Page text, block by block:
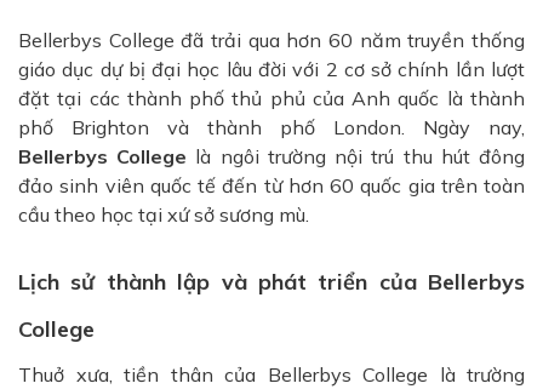
Bellerbys College đã trải qua hơn 60 năm truyền thống
giáo dục dự bị đại học lâu đời với 2 cơ sở chính lần lượt
đặt tại các thành phố thủ phủ của Anh quốc là thành
phố Brighton và thành phố London. Ngày nay,
Bellerbys College là ngôi trường nội trú thu hút đông
đảo sinh viên quốc tế đến từ hơn 60 quốc gia trên toàn
cầu theo học tại xứ sở sương mù.
Lịch sử thành lập và phát triển của Bellerbys
College
Thuở xưa, tiền thân của Bellerbys College là trường